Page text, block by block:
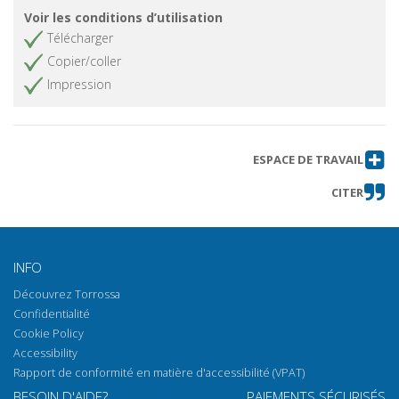
Voir les conditions d’utilisation
Télécharger
Copier/coller
Impression
ESPACE DE TRAVAIL
CITER
INFO
Découvrez Torrossa
Confidentialité
Cookie Policy
Accessibility
Rapport de conformité en matière d'accessibilité (VPAT)